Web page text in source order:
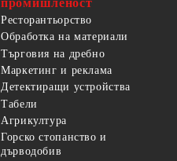
Ресторантьорство
Обработка на материали
Търговия на дребно
Маркетинг и реклама
Детектиращи устройства
Табели
Агрикултура
Горско стопанство и
дърводобив